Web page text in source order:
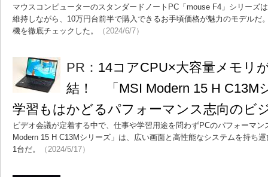
マウスコンピューターのスタンダードノートPC「mouse F4」シリーズ
維持しながら、10万円台前半で購入できるお手頃価格が魅力のモデルだ
機を徹底チェックした。
（2024/6/7）
PR： 14コアCPU×大容量メモリ
結！ 「MSI Modern 15 H C13M
学習もはかどるパフォーマンス志向のビ
ビデオ会議が定着する中で、仕事や学習用途を問わずPCのパフォーマ
Modern 15 H C13Mシリーズ」は、広い画面と高性能なシステムを持ち
1台だ。
（2024/5/17）